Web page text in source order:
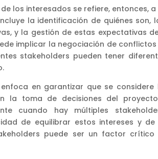
los interesados se refiere, entonces,
la identificación de quiénes son,
y la gestión de estas expectativas
implicar la negociación de
stakeholders pueden tener
en garantizar que se
la toma de decisiones del
cuando hay múltiples
de equilibrar estos intereses y
puede ser un factor